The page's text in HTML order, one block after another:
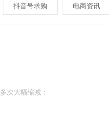
抖音号求购 电商资讯
次大幅缩减：